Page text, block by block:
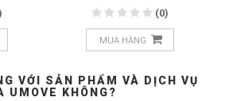
(0)
MUA HÀNG
VỚI SẢN PHẨM VÀ DỊCH VỤ
UMOVE KHÔNG?